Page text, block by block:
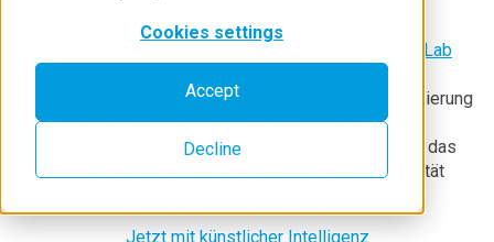
Cookies settings
Accept
Decline
SmartLab Studio II ist eine neue Windows-basierte
SmartLab
Röntgendiffraktometer
Benutzerrechte, Messungen, Analysen, Datenvisualisierung
und Berichterstellung integriert. Die modulare
(Plugin-)Architektur dieser Software, die nun auch für das
MiniFlex
verfügbar ist, ietet modernste Interoperabilität
Jetzt mit künstlicher Intelligenz